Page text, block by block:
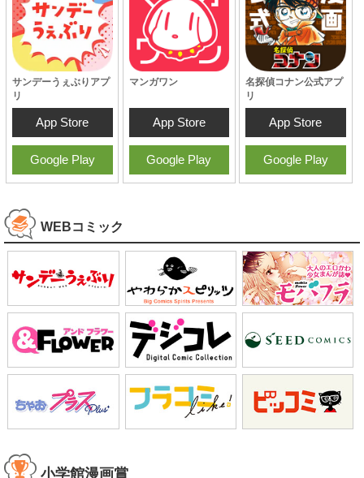
サンデーうぇぶりアプ
リ
App Store
Google Play
マンガワン
App Store
Google Play
名探偵コナン公式アプ
リ
App Store
Google Play
WEBコミック
小学館漫画賞